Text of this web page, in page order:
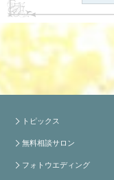
トピックス
無料相談サロン
フォトウエディング